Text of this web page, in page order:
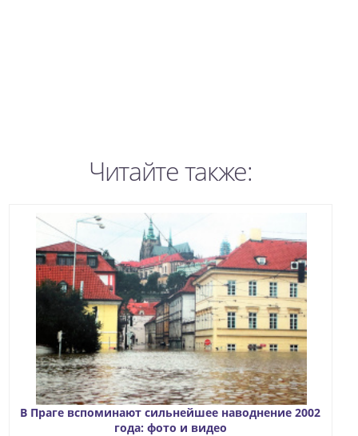
Читайте также:
В Праге вспоминают сильнейшее наводнение 2002
года: фото и видео